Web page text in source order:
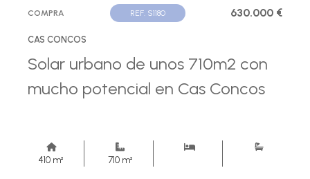
COMPRA REF. S1180 630.000 €
CAS CONCOS
Solar urbano de unos 710m2 con
mucho potencial en Cas Concos
410 m² 710 m²